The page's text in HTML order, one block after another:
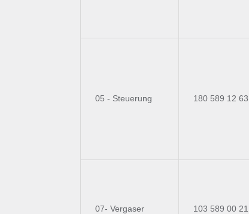
05 - Steuerung 180 589 12 63
07- Vergaser 103 589 00 21